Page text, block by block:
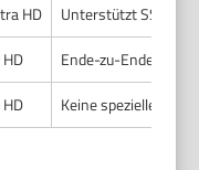
HD
Unterstützt SSL/
Ende-zu-Ende-
Keine speziellen